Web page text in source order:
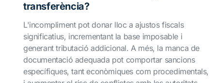
transferència?
L'incompliment pot donar lloc a ajustos fiscals
significatius, incrementant la base imposable i
generant tributació addicional. A més, la manca de
documentació adequada pot comportar sancions
específiques, tant econòmiques com procedimentals,